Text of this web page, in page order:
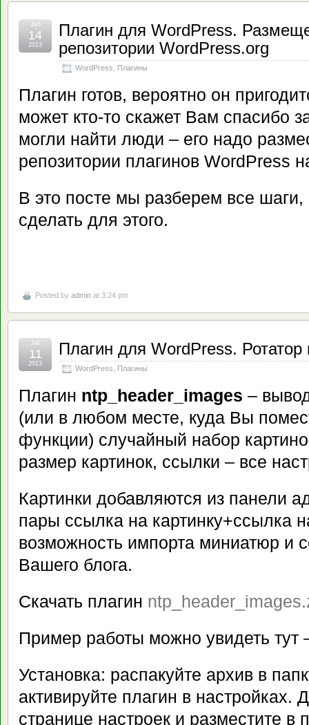
Плагин для WordPress.
репозитории WordPress.org
WordPress Плагины
Jan
14
2013
Плагин готов, вероятно он
может кто-то скажет Вам спасибо
могли найти люди – его надо
репозитории плагинов WordPress
В это посте мы разберем все
сделать для этого.
Posted by admin at 3:24 pm
Плагин для WordPress. Ротатор
WordPress Плагины
Jan
11
2013
Плагин ntp_header_images –
(или в любом месте, куда Вы
функции) случайный набор
размер картинок, ссылки – все
Картинки добавляются из панели
пары ссылка на картинку+ссылка
возможность импорта миниатюр и
Вашего блога.
Скачать плагин
Пример работы можно увидеть тут
Установка: распакуйте архив в
активируйте плагин в настройках.
странице настроек и разместите